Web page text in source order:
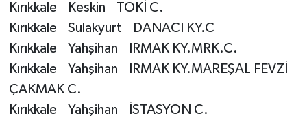
Kırıkkale Keskin TOKİ C.
Kırıkkale Sulakyurt DANACI KY.C
Kırıkkale Yahşihan IRMAK KY.MRK.C.
Kırıkkale Yahşihan IRMAK KY.MAREŞAL FEVZİ
ÇAKMAK C.
Kırıkkale Yahşihan İSTASYON C.
Ordu Müftülüğü
Osmaniye Müftülüğü
Rize Müftülüğü